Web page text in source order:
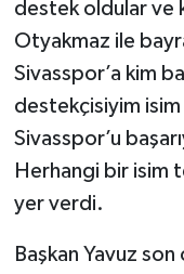
destek oldular ve
Otyakmaz ile
Sivasspor’a kim
destekçisiyim
Sivasspor’u
Herhangi bir isim
yer verdi.
Başkan Yavuz son